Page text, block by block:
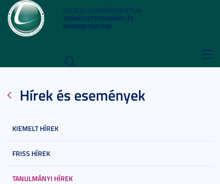
SZEGEDI TUDOMÁNYEGYETEM
TERMÉSZETTUDOMÁNYI ÉS
INFORMATIKAI KAR
Hírek és események
KIEMELT HÍREK
FRISS HÍREK
TANULMÁNYI HÍREK